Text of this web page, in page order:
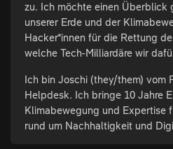
zu. Ich möchte einen Überblick
unserer Erde und der
Hacker*innen für die Rettung
welche Tech-Milliardäre wir
Ich bin Joschi (they/them) vom
Helpdesk. Ich bringe 10 Jahre
Klimabewegung und Expertise
rund um Nachhaltigkeit und